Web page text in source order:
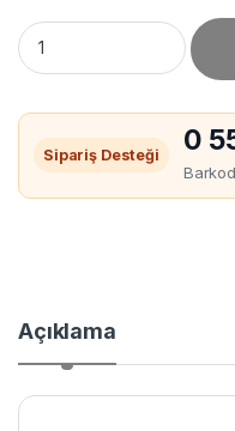
40mm X 200m Yıkama
Sipariş Desteği 0
Açıklama